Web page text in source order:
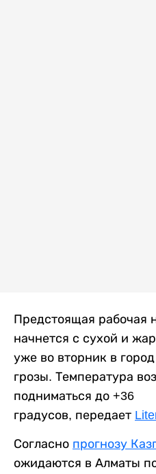
Предстоящая рабочая
начнется с сухой и
уже во вторник в
грозы. Температура
подниматься до +36
градусов, передает
Согласно прогнозу
ожидаются в Алматы